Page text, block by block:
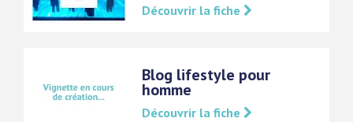
Découvrir la fiche
Blog lifestyle pour
homme
Découvrir la fiche